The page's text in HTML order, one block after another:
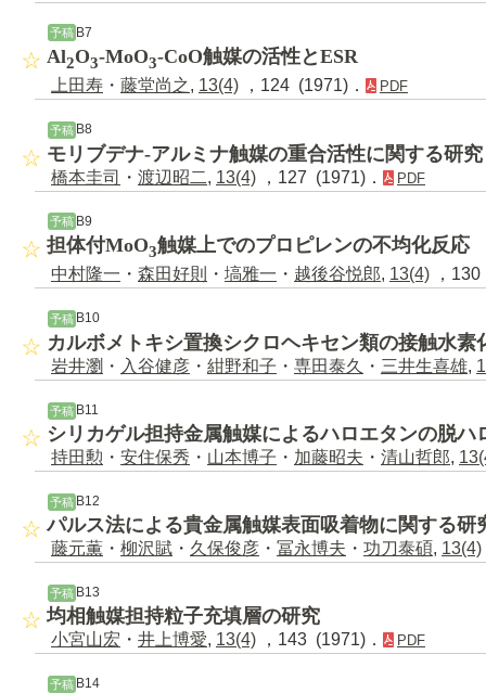
予稿 B7
Al2O3-MoO3-CoO触媒の活性とESR
上田寿 ・ 藤堂尚之, 13(4) ，124 (1971)． PDF
予稿 B8
モリブデナ-アルミナ触媒の重合活性に関する研究
橋本圭司 ・ 渡辺昭二, 13(4) ，127 (1971)． PDF
予稿 B9
担体付MoO3触媒上でのプロピレンの不均化反応
中村隆一 ・ 森田好則 ・ 塙雅一 ・ 越後谷悦郎, 13(4) ，
予稿 B10
カルボメトキシ置換シクロヘキセン類の接触水素
岩井瀏 ・ 入谷健彦 ・ 紺野和子 ・ 専田泰久 ・ 三井生喜雄,
予稿B11
シリカゲル担持金属触媒によるハロエタンの脱ハ
持田勲 ・ 安住保秀 ・ 山本博子 ・ 加藤昭夫 ・ 清山哲郎,
予稿B12
パルス法による貴金属触媒表面吸着物に関する研
藤元薫 ・ 柳沢賦 ・ 久保俊彦 ・ 冨永博夫 ・ 功刀泰碩, 13(4)
予稿 B13
均相触媒担持粒子充填層の研究
小宮山宏 ・ 井上博愛, 13(4) ，143 (1971)． PDF
予稿 B14